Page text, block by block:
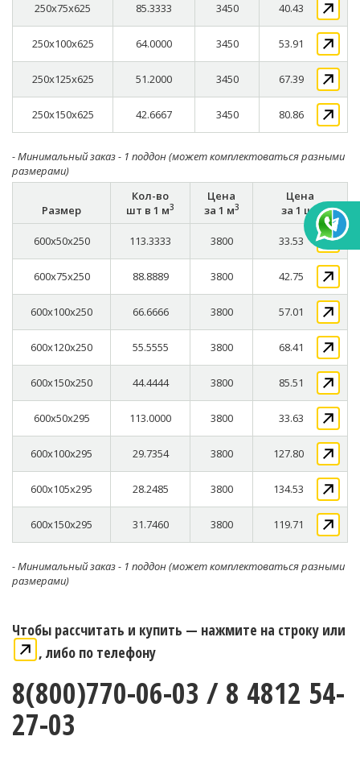
250x75x625 85.3333 3450 40.43
250x100x625 64.0000 3450 53.91
250x125x625 51.2000 3450 67.39
250x150x625 42.6667 3450 80.86
- Минимальный заказ - 1 поддон (может комплектоваться разными
размерами)
Размер
Кол-во
шт в 1 м3
Цена
за 1 м3
Цена
за 1 шт
600x50x250 113.3333 3800 33.53
600x75x250 88.8889 3800 42.75
600x100x250 66.6666 3800 57.01
600x120x250 55.5555 3800 68.41
600x150x250 44.4444 3800 85.51
600x50x295 113.0000 3800 33.63
600x100x295 29.7354 3800 127.80
600x105x295 28.2485 3800 134.53
600x150x295 31.7460 3800 119.71
- Минимальный заказ - 1 поддон (может комплектоваться разными
размерами)
Чтобы рассчитать и купить — нажмите на строку или
, либо по телефону
8(800)770-06-03 / 8 4812 54-
27-03